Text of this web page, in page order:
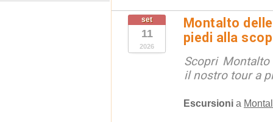
set
11
2026
Montalto
piedi alla
Scopri
il nostro tour a
Escursioni a